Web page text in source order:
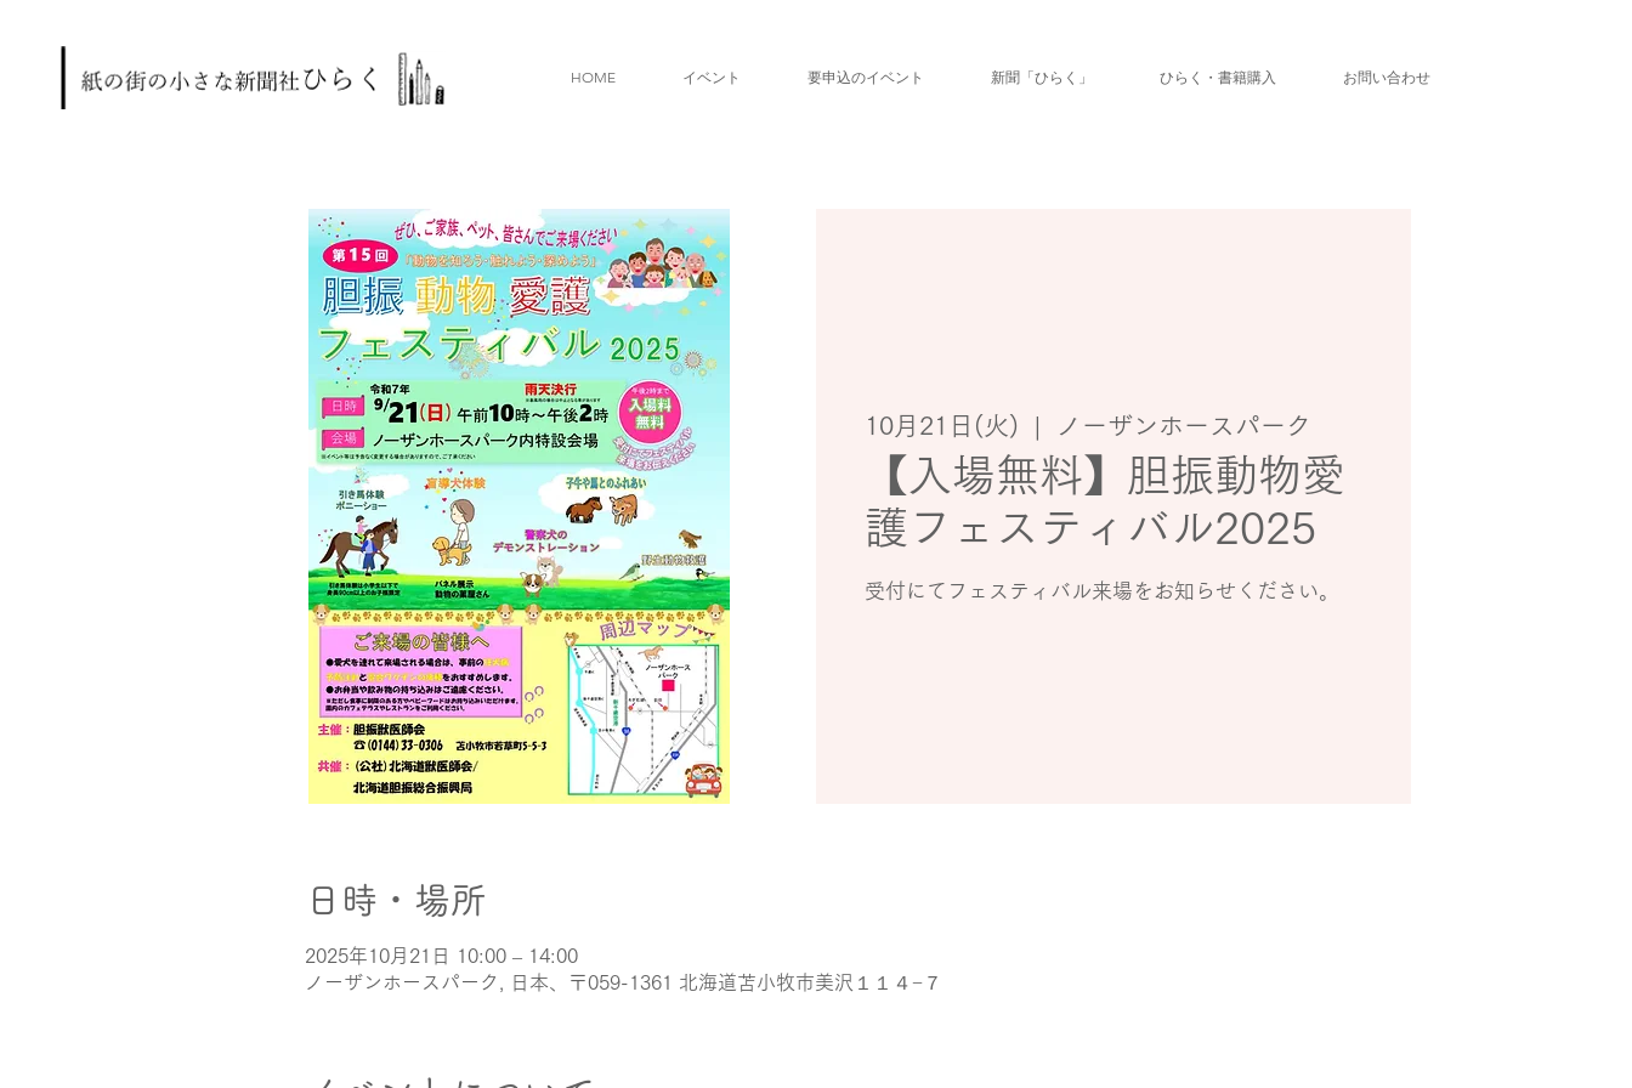
HOME イベント 要申込のイベント 新聞「ひらく」 ひらく・書籍購入 お問い合わせ
10月21日(火)
  |
ノーザンホースパーク
【入場無料】胆振動物愛
護フェスティバル2025
受付にてフェスティバル来場をお知らせください。
日時・場所
2025年10月21日 10:00 – 14:00
ノーザンホースパーク, 日本、〒059-1361 北海道苫小牧市美沢１１４−７